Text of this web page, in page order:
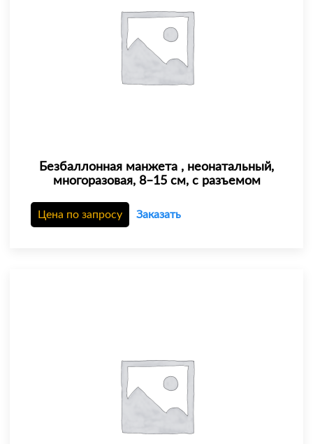
Безбаллонная манжета , неонатальный,
многоразовая, 8–15 см, с разъемом
Цена по запросу Заказать